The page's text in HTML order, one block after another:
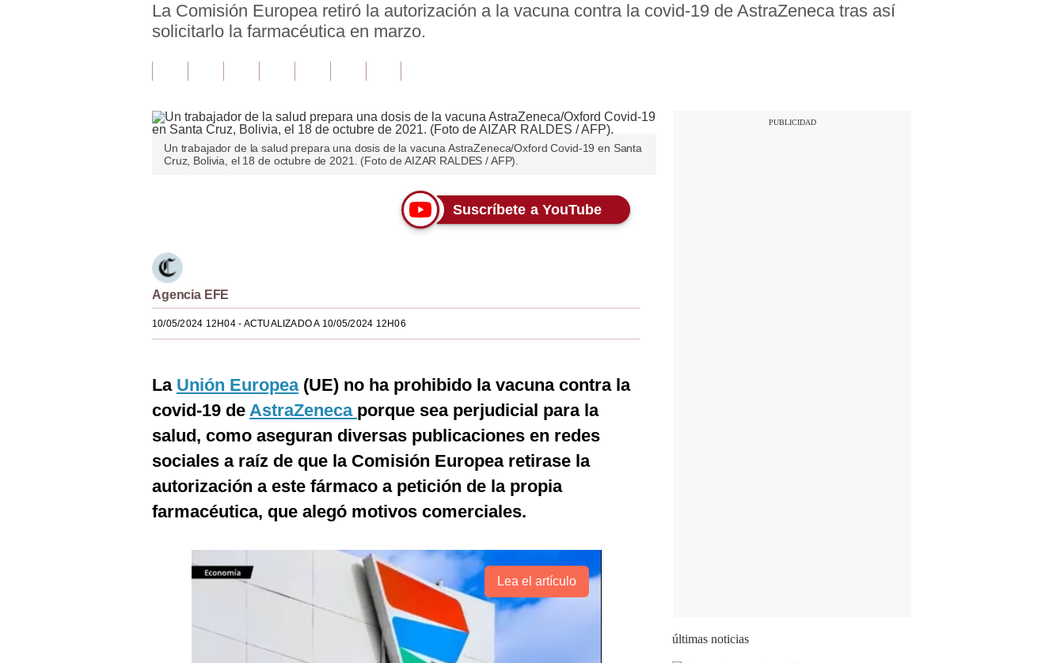
La Comisión Europea retiró la autorización a la vacuna contra la covid-19 de AstraZeneca tras así
solicitarlo la farmacéutica en marzo.
Un trabajador de la salud prepara una dosis de la vacuna AstraZeneca/Oxford Covid-19 en Santa
Cruz, Bolivia, el 18 de octubre de 2021. (Foto de AIZAR RALDES / AFP).
Suscríbete a YouTube
Agencia EFE
10/05/2024 12H04- ACTUALIZADO A 10/05/2024 12H06
La Unión Europea(UE) no ha prohibido la vacuna contra la
covid-19 de AstraZeneca porque sea perjudicial para la
salud, como aseguran diversas publicaciones en redes
sociales a raíz de que la Comisión Europea retirase la
autorización a este fármaco a petición de la propia
farmacéutica, que alegó motivos comerciales.
Lea el artículo
últimas noticias